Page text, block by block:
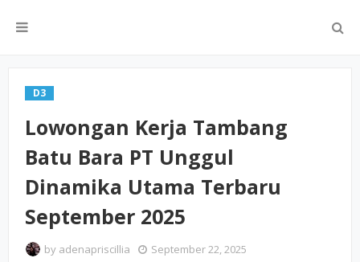
D3
Lowongan Kerja Tambang
Batu Bara PT Unggul
Dinamika Utama Terbaru
September 2025
by adenapriscillia September 22, 2025